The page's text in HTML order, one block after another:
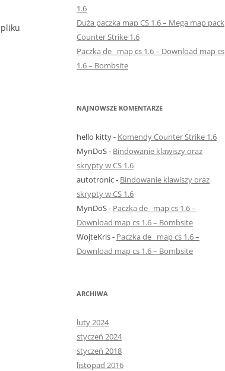
1.6
Duża paczka map CS 1.6 – Mega map pack
Counter Strike 1.6
Paczka de_ map cs 1.6 – Download map cs
1.6 – Bombsite
NAJNOWSZE KOMENTARZE
hello kitty- Komendy Counter Strike 1.6
MynDoS- Bindowanie klawiszy oraz
skrypty w CS 1.6
autotronic- Bindowanie klawiszy oraz
skrypty w CS 1.6
MynDoS- Paczka de_ map cs 1.6 –
Download map cs 1.6 – Bombsite
WojteKris- Paczka de_ map cs 1.6 –
Download map cs 1.6 – Bombsite
ARCHIWA
luty 2024
styczeń 2024
styczeń 2018
listopad 2016